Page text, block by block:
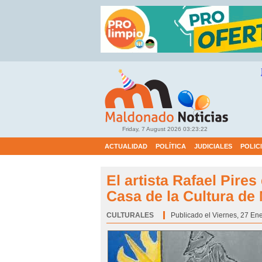
Friday, 7 August 2026 03:23:23
ACTUALIDAD POLÍTICA JUDICIALES
El artista Rafael Pires
Casa de la Cultura de
CULTURALES Publicado el Viernes, 27